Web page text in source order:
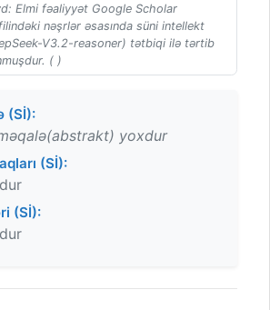
Elmi fəaliyyət Google Scholar
nəşrlər əsasında süni intellekt
V3.2-reasoner) tətbiqi ilə tərtib
( )
(Sİ):
yoxdur
(Sİ):
(Sİ):